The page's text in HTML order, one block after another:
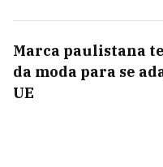
Marca paulistana
da moda para se
UE